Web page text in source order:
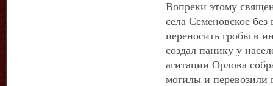
Вопреки этому
села Семеновское
переносить гробы в
создал панику у
агитации Орлова
могилы и перевозили